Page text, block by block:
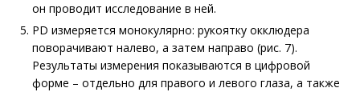
он проводит исследование в ней.
PD измеряется монокулярно: рукоятку окклюдера
поворачивают налево, а затем направо (рис. 7).
Результаты измерения показываются в цифровой
форме – отдельно для правого и левого глаза, а также